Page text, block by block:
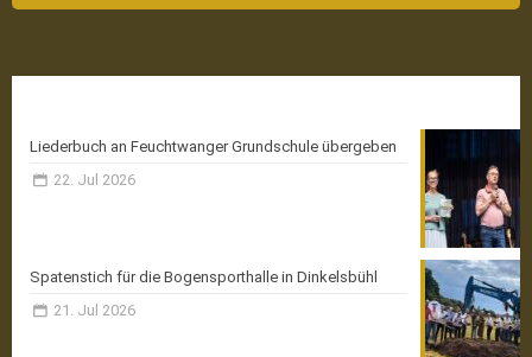
Liederbuch an Feuchtwanger Grundschule übergeben
22. Jul 2026
Spatenstich für die Bogensporthalle in Dinkelsbühl
21. Jul 2026